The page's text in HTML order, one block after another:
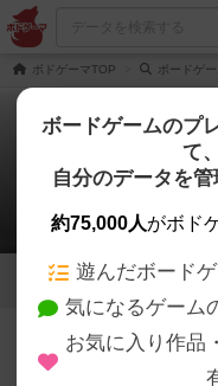
ボドゲーマTOP ボードゲ
ク
13 5
ログインするとクリプティッ
が出来るようになります。ル
断し辛い曖昧な表記等につい
ボードゲームのプ
て、
自分のデータを
約75,000人がボド
遊んだボード
気になるゲーム
お気に入り作品